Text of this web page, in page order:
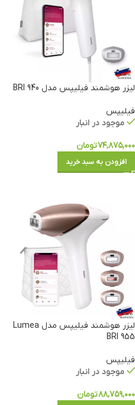
لیزر هوشمند فیلیپس مدل 940 BRI
فیلیپس
موجود در انبار
۷۴,۸۷۵,۰۰۰تومان
افزودن به سبد خرید
لیزر هوشمند فیلیپس مدل Lumea
BRI 955
فیلیپس
موجود در انبار
۸۸,۷۵۹,۰۰۰تومان